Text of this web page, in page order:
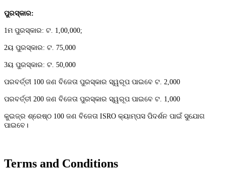
ପୁରସ୍କାର:
1ମ ପୁରସ୍କାର: ଟ. 1,00,000;
2ୟ ପୁରସ୍କାର: ଟ. 75,000
3ୟ ପୁରସ୍କାର: ଟ. 50,000
ପରବର୍ତ୍ତୀ 100 ଜଣ ବିଜେତା ପୁରସ୍କାର ସ୍ୱରୂପ ପାଇବେ ଟ. 2,000
ପରବର୍ତ୍ତୀ 200 ଜଣ ବିଜେତା ପୁରସ୍କାର ସ୍ୱରୂପ ପାଇବେ ଟ. 1,000
କୁଇଜ୍ର ଶ୍ରେଷ୍ଠ 100 ଜଣ ବିଜେତା ISRO କ୍ୟାମ୍ପସ ପିଦର୍ଶନ ପାଇଁ ସୁଯୋଗ
ପାଇବେ।
Terms and Conditions